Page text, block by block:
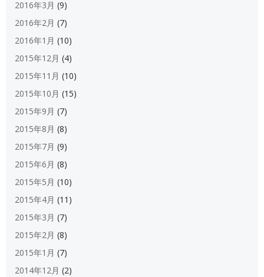
2016年3月 (9)
2016年2月 (7)
2016年1月 (10)
2015年12月 (4)
2015年11月 (10)
2015年10月 (15)
2015年9月 (7)
2015年8月 (8)
2015年7月 (9)
2015年6月 (8)
2015年5月 (10)
2015年4月 (11)
2015年3月 (7)
2015年2月 (8)
2015年1月 (7)
2014年12月 (2)